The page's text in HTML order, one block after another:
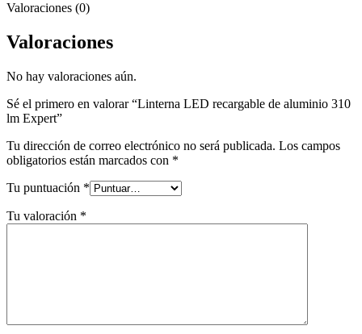
Valoraciones (0)
Valoraciones
No hay valoraciones aún.
Sé el primero en valorar “Linterna LED recargable de aluminio 310
lm Expert”
Tu dirección de correo electrónico no será publicada. Los campos
obligatorios están marcados con *
Tu puntuación *
Tu valoración *